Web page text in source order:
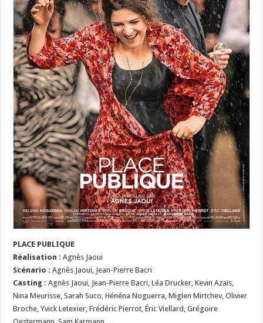
PLACE PUBLIQUE
Réalisation :Agnès Jaoui
Scénario :Agnès Jaoui, Jean-Pierre Bacri
Casting :Agnès Jaoui, Jean-Pierre Bacri, Léa Drucker, Kevin Azaïs,
Nina Meurisse, Sarah Suco, Hénéna Noguerra, Miglen Mirtchev, Olivier
Broche, Yvick Letexier, Frédéric Pierrot, Éric Viellard, Grégoire